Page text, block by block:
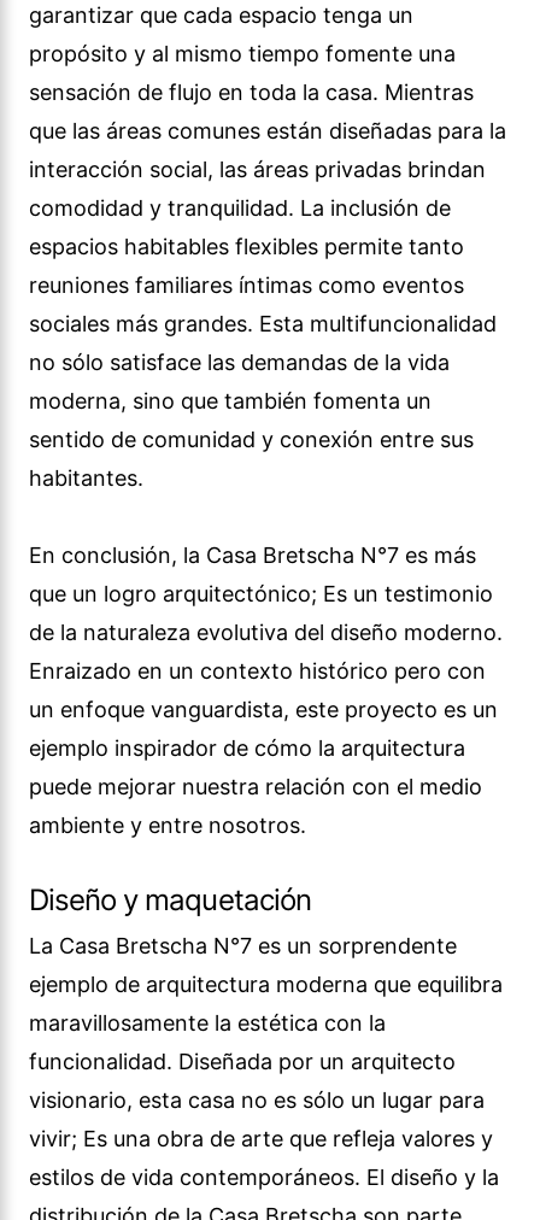
garantizar que cada espacio tenga un
propósito y al mismo tiempo fomente una
sensación de flujo en toda la casa. Mientras
que las áreas comunes están diseñadas para la
interacción social, las áreas privadas brindan
comodidad y tranquilidad. La inclusión de
espacios habitables flexibles permite tanto
reuniones familiares íntimas como eventos
sociales más grandes. Esta multifuncionalidad
no sólo satisface las demandas de la vida
moderna, sino que también fomenta un
sentido de comunidad y conexión entre sus
habitantes.
En conclusión, la Casa Bretscha N°7 es más
que un logro arquitectónico; Es un testimonio
de la naturaleza evolutiva del diseño moderno.
Enraizado en un contexto histórico pero con
un enfoque vanguardista, este proyecto es un
ejemplo inspirador de cómo la arquitectura
puede mejorar nuestra relación con el medio
ambiente y entre nosotros.
Diseño y maquetación
La Casa Bretscha N°7 es un sorprendente
ejemplo de arquitectura moderna que equilibra
maravillosamente la estética con la
funcionalidad. Diseñada por un arquitecto
visionario, esta casa no es sólo un lugar para
vivir; Es una obra de arte que refleja valores y
estilos de vida contemporáneos. El diseño y la